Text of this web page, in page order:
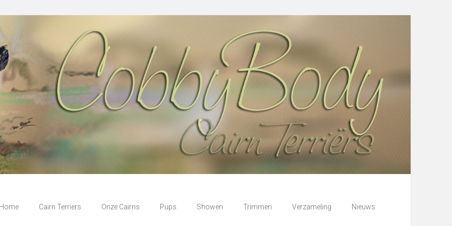
Home Cairn Terriers Onze Cairns Pups Showen Trimmen Verzameling Nieuws